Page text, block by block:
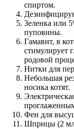
спиртом.
Зеленка или
пуповины.
Гамавит, в
стимулирует
родовой
Нитки для
Небольшая
носика котят.
Фен для
Шприцы (2